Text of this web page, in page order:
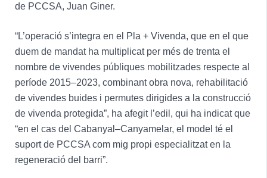
de PCCSA, Juan Giner.
“L’operació s’integra en el Pla + Vivenda, que en el que
duem de mandat ha multiplicat per més de trenta el
nombre de vivendes públiques mobilitzades respecte al
període 2015–2023, combinant obra nova, rehabilitació
de vivendes buides i permutes dirigides a la construcció
de vivenda protegida”, ha afegit l’edil, qui ha indicat que
“en el cas del Cabanyal–Canyamelar, el model té el
suport de PCCSA com mig propi especialitzat en la
regeneració del barri”.